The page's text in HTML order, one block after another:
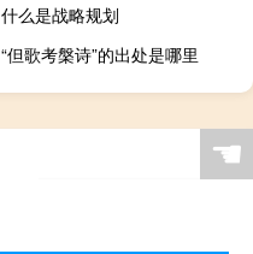
什么是战略规划
“但歌考槃诗”的出处是哪里
☚